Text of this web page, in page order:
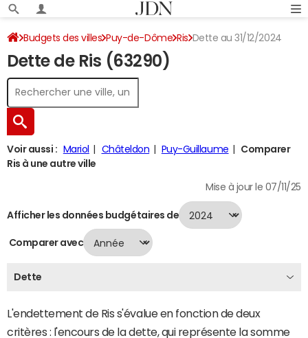
Budgets des villes Puy-de-Dôme Ris Dette au 31/12/2024
Dette de Ris (63290)
Voir aussi : Mariol Châteldon Puy-Guillaume
Comparer
Ris à une autre ville
Mise à jour le 07/11/25
Afficher les données budgétaires de
Comparer avec
Dette
L'endettement de Ris s'évalue en fonction de deux
critères : l'encours de la dette, qui représente la somme